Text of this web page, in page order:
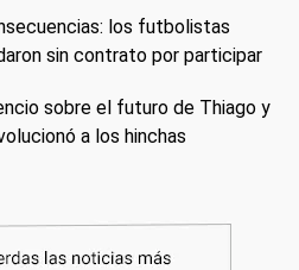
los futbolistas
sin contrato por participar
sobre el futuro de Thiago y
a los hinchas